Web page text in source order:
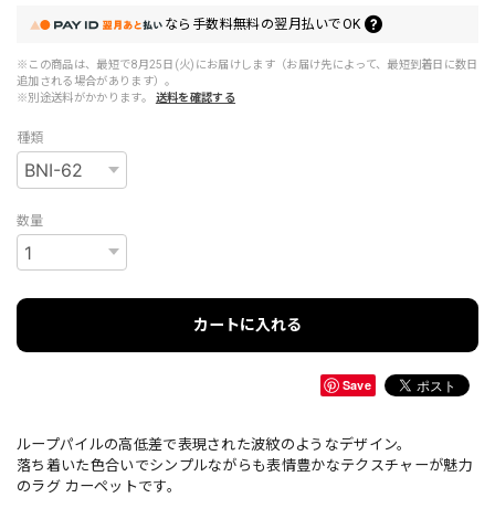
なら 手数料無料の翌月払いでOK
※この商品は、最短で8月25日(火)にお届けします（お届け先によって、最短到着日に数日
追加される場合があります）。
※別途送料がかかります。
送料を確認する
種類
数量
カートに入れる
Save
ループパイルの高低差で表現された波紋のようなデザイン。
落ち着いた色合いでシンプルながらも表情豊かなテクスチャーが魅力
のラグ カーペットです。